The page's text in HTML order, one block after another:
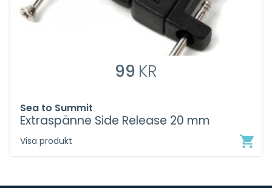
99 KR
Sea to Summit
Extraspänne Side Release 20 mm
Visa produkt